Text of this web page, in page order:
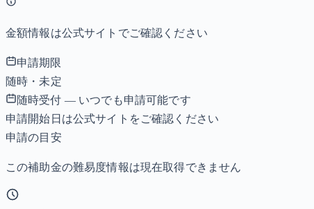
金額情報は公式サイトでご確認ください
申請期限
随時・未定
随時受付 — いつでも申請可能です
申請開始日は公式サイトをご確認ください
申請の目安
この補助金の難易度情報は現在取得できません